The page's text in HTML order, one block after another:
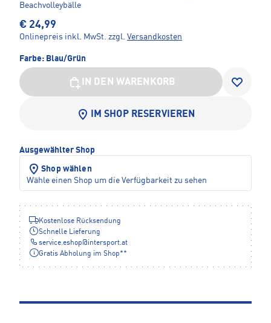
Beachvolleybälle
€ 24,99
Onlinepreis inkl. MwSt. zzgl. Versandkosten
Farbe: Blau/Grün
IN DEN WARENKORB
IM SHOP RESERVIEREN
Ausgewählter Shop
Shop wählen
Wähle einen Shop um die Verfügbarkeit zu sehen
Kostenlose Rücksendung
Schnelle Lieferung
service.eshop@intersport.at
Gratis Abholung im Shop**